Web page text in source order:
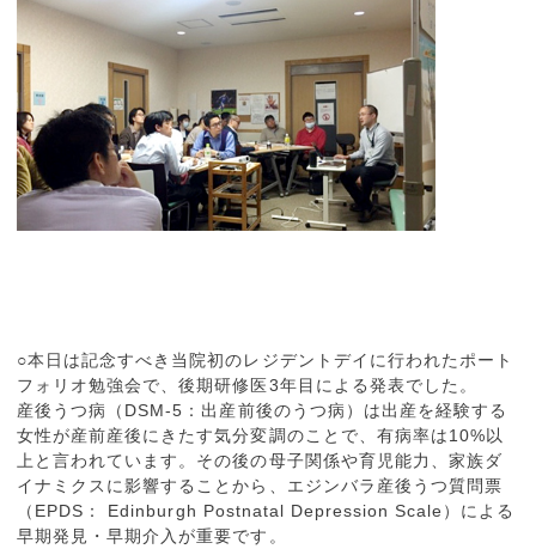
○本日は記念すべき当院初のレジデントデイに行われたポート
フォリオ勉強会で、後期研修医3年目による発表でした。
産後うつ病（DSM-5：出産前後のうつ病）は出産を経験する
女性が産前産後にきたす気分変調のことで、有病率は10%以
上と言われています。その後の母子関係や育児能力、家族ダ
イナミクスに影響することから、エジンバラ産後うつ質問票
（EPDS： Edinburgh Postnatal Depression Scale）による
早期発見・早期介入が重要です。